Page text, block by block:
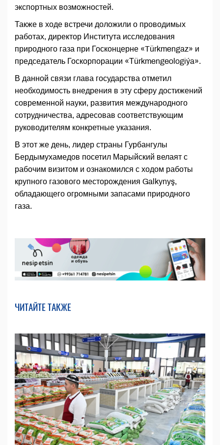
экспортных возможностей.
Также в ходе встречи доложили о проводимых
работах, директор Института исследования
природного газа при Госконцерне «Türkmengaz» и
председатель Госкорпорации «Тürkmengeologiýa».
В данной связи глава государства отметил
необходимость внедрения в эту сферу достижений
современной науки, развития международного
сотрудничества, адресовав соответствующим
руководителям конкретные указания.
В этот же день, лидер страны Гурбангулы
Бердымухамедов посетил Марыйский велаят с
рабочим визитом и ознакомился с ходом работы
крупного газового месторождения Galkynyş,
обладающего огромными запасами природного
газа.
ЧИТАЙТЕ ТАКЖЕ